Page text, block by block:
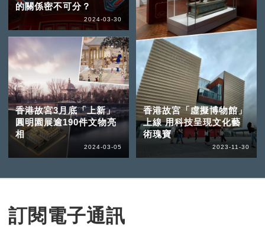
的關係密不可分？
2024-03-30
香港故宮3月底「上新」
圓明園展逾190件文物亮
相
2024-03-05
香港故宮「虛擬博物館」
上線 用科技呈現文化藝
術瑰寶
2023-11-30
訂閱電子通訊